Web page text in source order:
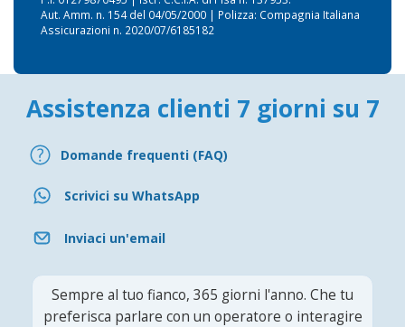
Aut. Amm. n. 154 del 04/05/2000 | Polizza: Compagnia Italiana
Assicurazioni n. 2020/07/6185182
Assistenza clienti 7 giorni su 7
Domande frequenti (FAQ)
Scrivici su WhatsApp
Inviaci un'email
Sempre al tuo fianco, 365 giorni l'anno. Che tu
preferisca parlare con un operatore o interagire